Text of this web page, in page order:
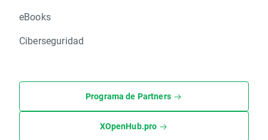
eBooks
Ciberseguridad
Programa de Partners
XOpenHub.pro